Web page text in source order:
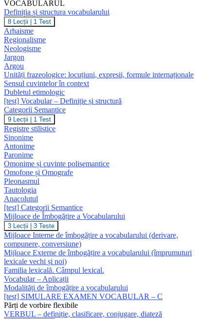
VOCABULARUL
Definiția și structura vocabularului
Definiția
și
structura
vocabularului
8 Lecții 1 Test
Arhaisme
Regionalisme
Neologisme
Jargon
Argou
Unități frazeologice: locuțiuni, expresii, formule internaționale
Sensul cuvintelor în context
Dubletul etimologic
[test] Vocabular – Definiție și structură
Categorii Semantice
Categorii
Semantice
9 Lecții 1 Test
Registre stilistice
Sinonime
Antonime
Paronime
Omonime și cuvinte polisemantice
Omofone și Omografe
Pleonasmul
Tautologia
Anacolutul
[test] Categorii Semantice
Mijloace de Îmbogățire a Vocabularului
Mijloace
de
Îmbogățire
a
Vocabularului
3 Lecții 3 Teste
Mijloace Interne de îmbogățire a vocabularului (derivare,
compunere, conversiune)
Mijloace Externe de îmbogățire a vocabularului (împrumuturi
lexicale vechi și noi)
Familia lexicală. Câmpul lexical.
Vocabular – Aplicații
Modalități de îmbogățire a vocabularului
[test] SIMULARE EXAMEN VOCABULAR – C
Părți de vorbire flexibile
VERBUL – definiție, clasificare, conjugare, diateză